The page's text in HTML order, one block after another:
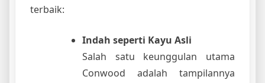
terbaik:
Indah seperti Kayu Asli
Salah satu keunggulan utama
Conwood adalah tampilannya